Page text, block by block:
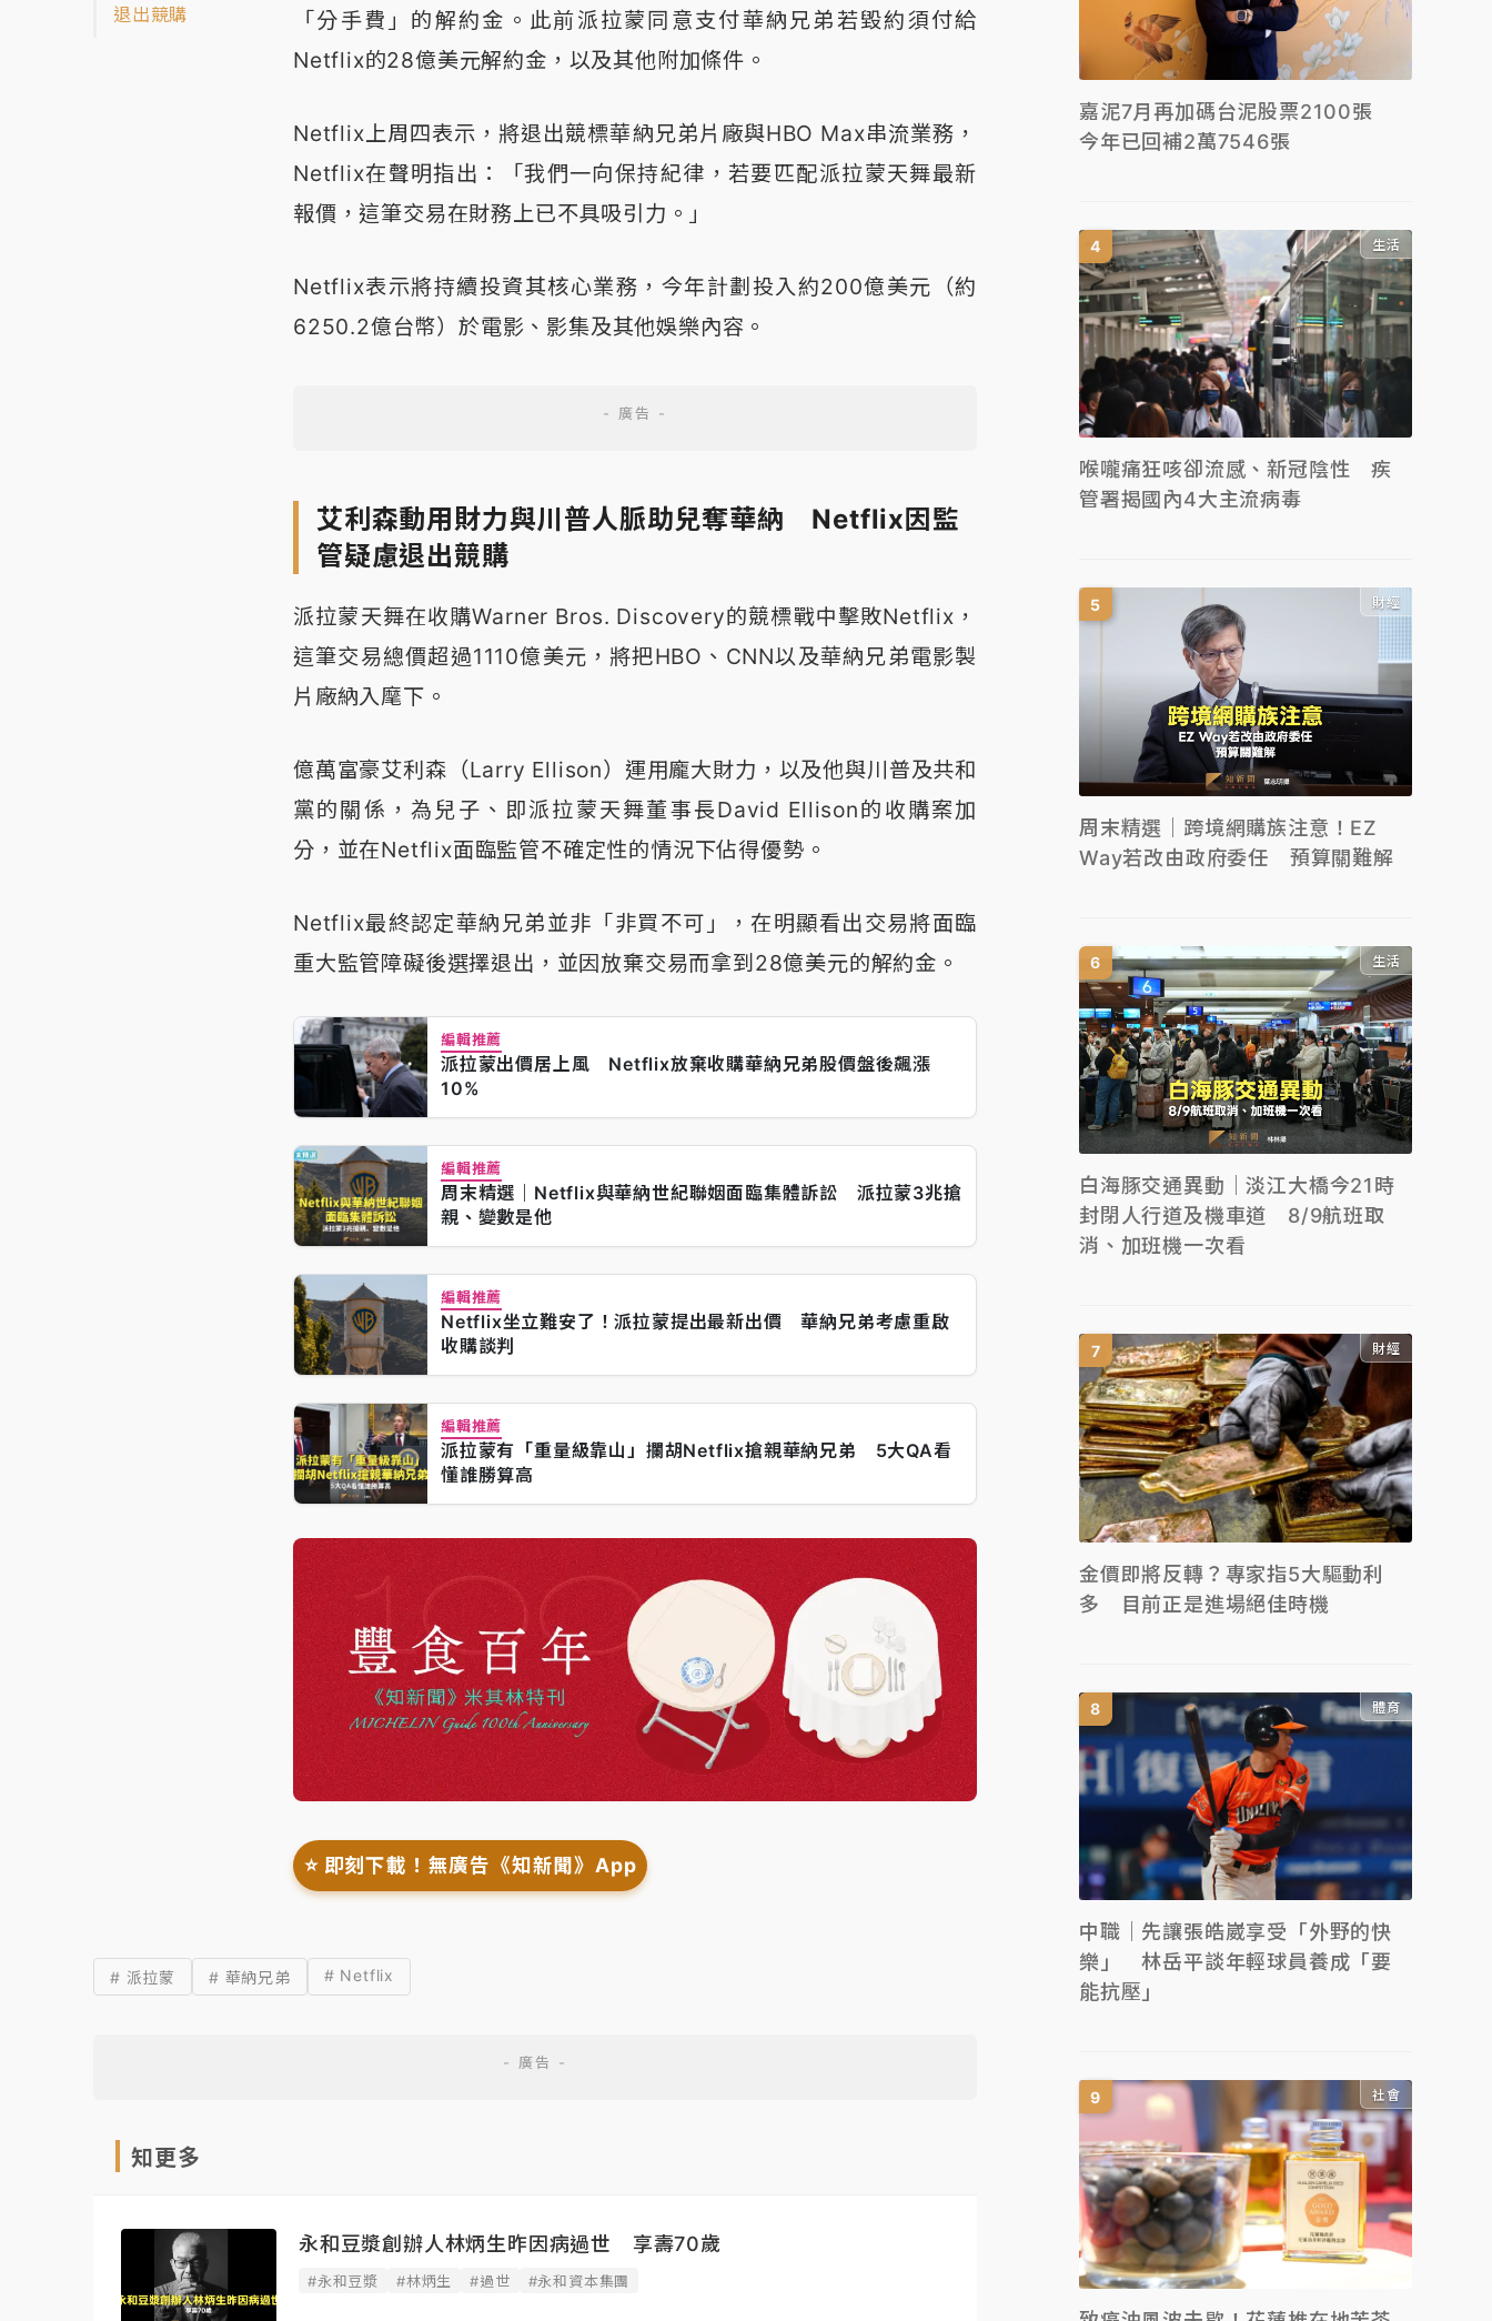
退出競購
「分手費」的解約金。此前派拉蒙同意支付華納兄弟若毀約須付給
Netflix的28億美元解約金，以及其他附加條件。
Netflix上周四表示，將退出競標華納兄弟片廠與HBO Max串流業務，
Netflix在聲明指出：「我們一向保持紀律，若要匹配派拉蒙天舞最新
報價，這筆交易在財務上已不具吸引力。」
Netflix表示將持續投資其核心業務，今年計劃投入約200億美元（約
6250.2億台幣）於電影、影集及其他娛樂內容。
艾利森動用財力與川普人脈助兒奪華納 Netflix因監
管疑慮退出競購
派拉蒙天舞在收購Warner Bros. Discovery的競標戰中擊敗Netflix，
這筆交易總價超過1110億美元，將把HBO、CNN以及華納兄弟電影製
片廠納入麾下。
億萬富豪艾利森（Larry Ellison）運用龐大財力，以及他與川普及共和
黨的關係，為兒子、即派拉蒙天舞董事長David Ellison的收購案加
分，並在Netflix面臨監管不確定性的情況下佔得優勢。
Netflix最終認定華納兄弟並非「非買不可」，在明顯看出交易將面臨
重大監管障礙後選擇退出，並因放棄交易而拿到28億美元的解約金。
編輯推薦
派拉蒙出價居上風 Netflix放棄收購華納兄弟股價盤後飆漲
10%
編輯推薦
周末精選｜Netflix與華納世紀聯姻面臨集體訴訟 派拉蒙3兆搶
親、變數是他
編輯推薦
Netflix坐立難安了！派拉蒙提出最新出價 華納兄弟考慮重啟
收購談判
編輯推薦
派拉蒙有「重量級靠山」攔胡Netflix搶親華納兄弟 5大QA看
懂誰勝算高
⭐️ 即刻下載！無廣告《知新聞》App
# 派拉蒙 # 華納兄弟 # Netflix
知更多
永和豆漿創辦人林炳生昨因病過世 享壽70歲
#永和豆漿 #林炳生 #過世 #永和資本集團
嘉泥7月再加碼台泥股票2100張
今年已回補2萬7546張
生活
喉嚨痛狂咳卻流感、新冠陰性 疾
管署揭國內4大主流病毒
財經
周末精選｜跨境網購族注意！EZ
Way若改由政府委任 預算關難解
生活
白海豚交通異動｜淡江大橋今21時
封閉人行道及機車道 8/9航班取
消、加班機一次看
財經
金價即將反轉？專家指5大驅動利
多 目前正是進場絕佳時機
體育
中職｜先讓張皓崴享受「外野的快
樂」 林岳平談年輕球員養成「要
能抗壓」
社會